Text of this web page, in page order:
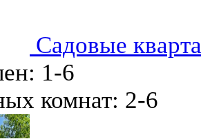
Садовые
1-6
комнат: 2-6